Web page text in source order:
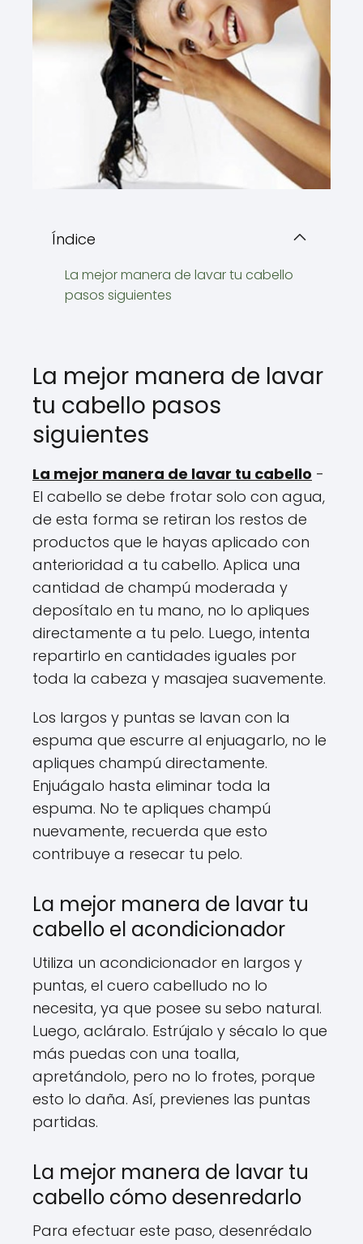
Índice
La mejor manera de lavar tu cabello
pasos siguientes
La mejor manera de lavar
tu cabello pasos
siguientes
La mejor manera de lavar tu cabello -
El cabello se debe frotar solo con agua,
de esta forma se retiran los restos de
productos que le hayas aplicado con
anterioridad a tu cabello. Aplica una
cantidad de champú moderada y
deposítalo en tu mano, no lo apliques
directamente a tu pelo. Luego, intenta
repartirlo en cantidades iguales por
toda la cabeza y masajea suavemente.
Los largos y puntas se lavan con la
espuma que escurre al enjuagarlo, no le
apliques champú directamente.
Enjuágalo hasta eliminar toda la
espuma. No te apliques champú
nuevamente, recuerda que esto
contribuye a resecar tu pelo.
La mejor manera de lavar tu
cabello el acondicionador
Utiliza un acondicionador en largos y
puntas, el cuero cabelludo no lo
necesita, ya que posee su sebo natural.
Luego, acláralo. Estrújalo y sécalo lo que
más puedas con una toalla,
apretándolo, pero no lo frotes, porque
esto lo daña. Así, previenes las puntas
partidas.
La mejor manera de lavar tu
cabello cómo desenredarlo
Para efectuar este paso, desenrédalo